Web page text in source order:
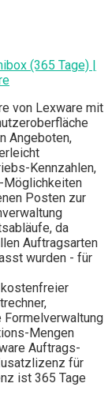
(365 Tage) |
von Lexware mit
Angeboten,
Kennzahlen,
Möglichkeiten
Posten zur
da
Auftragsarten
wurden - für
Formelverwaltung
Mengen
Auftrags-
für
ist 365 Tage